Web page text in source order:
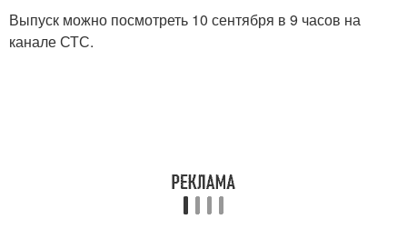
Выпуск можно посмотреть 10 сентября в 9 часов на
канале СТС.